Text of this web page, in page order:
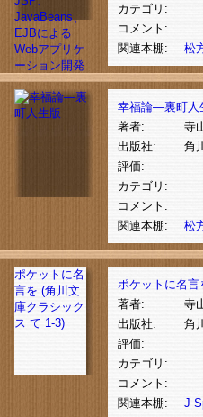
カテゴリ:
コメント:
関連本棚:
松
幸福論―裏町人
著者:
寺
出版社:
角
評価:
カテゴリ:
コメント:
関連本棚:
松
ポケットに名
言を (角川文
庫クラシック
ス て 1-3)
ポケットに名
著者:
寺
出版社:
角
評価:
カテゴリ:
コメント:
関連本棚:
J